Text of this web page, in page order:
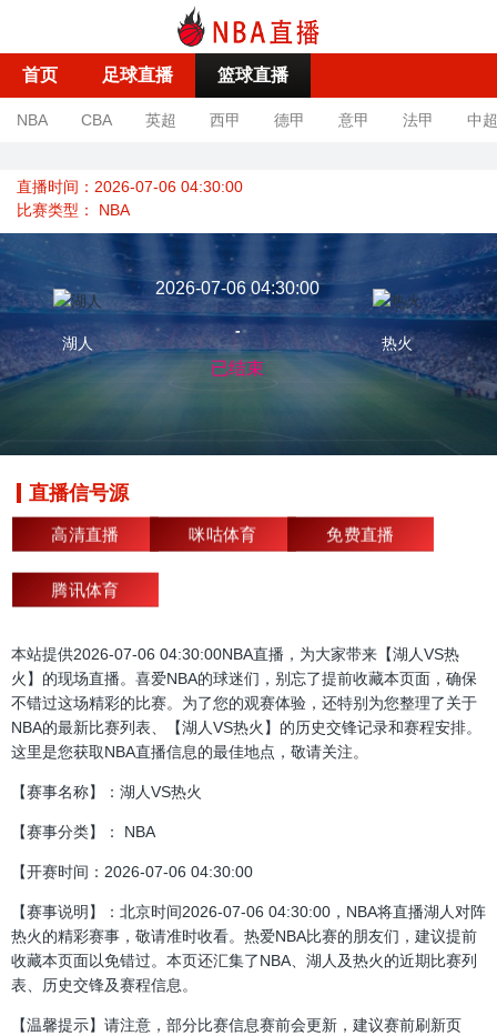
首页 足球直播 篮球直播
NBA CBA 英超 西甲 德甲 意甲 法甲 中超
直播时间：2026-07-06 04:30:00
比赛类型： NBA
湖人
2026-07-06 04:30:00
-
已结束
热火
直播信号源
高清直播 咪咕体育 免费直播
腾讯体育
本站提供2026-07-06 04:30:00NBA直播，为大家带来【湖人VS热
火】的现场直播。喜爱NBA的球迷们，别忘了提前收藏本页面，确保
不错过这场精彩的比赛。为了您的观赛体验，还特别为您整理了关于
NBA的最新比赛列表、【湖人VS热火】的历史交锋记录和赛程安排。
这里是您获取NBA直播信息的最佳地点，敬请关注。
【赛事名称】：湖人VS热火
【赛事分类】： NBA
【开赛时间：2026-07-06 04:30:00
【赛事说明】：北京时间2026-07-06 04:30:00，NBA将直播湖人对阵
热火的精彩赛事，敬请准时收看。热爱NBA比赛的朋友们，建议提前
收藏本页面以免错过。本页还汇集了NBA、湖人及热火的近期比赛列
表、历史交锋及赛程信息。
【温馨提示】请注意，部分比赛信息赛前会更新，建议赛前刷新页